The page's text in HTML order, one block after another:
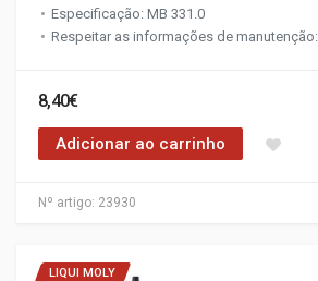
Nº artigo: 23930
Especificação: MB 331.0
Respeitar as informações de manutenção:
8,40€
Adicionar ao carrinho
LIQUI MOLY